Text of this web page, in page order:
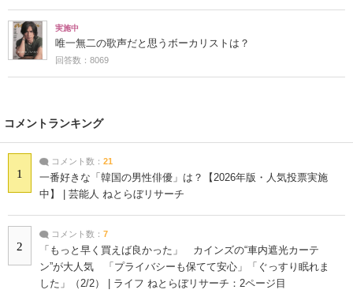
実施中
唯一無二の歌声だと思うボーカリストは？
回答数：8069
コメントランキング
1
コメント数： 21
一番好きな「韓国の男性俳優」は？【2026年版・人気投票実施
中】 | 芸能人 ねとらぼリサーチ
2
コメント数： 7
「もっと早く買えば良かった」 カインズの“車内遮光カーテ
ン”が大人気 「プライバシーも保てて安心」「ぐっすり眠れま
した」（2/2） | ライフ ねとらぼリサーチ：2ページ目